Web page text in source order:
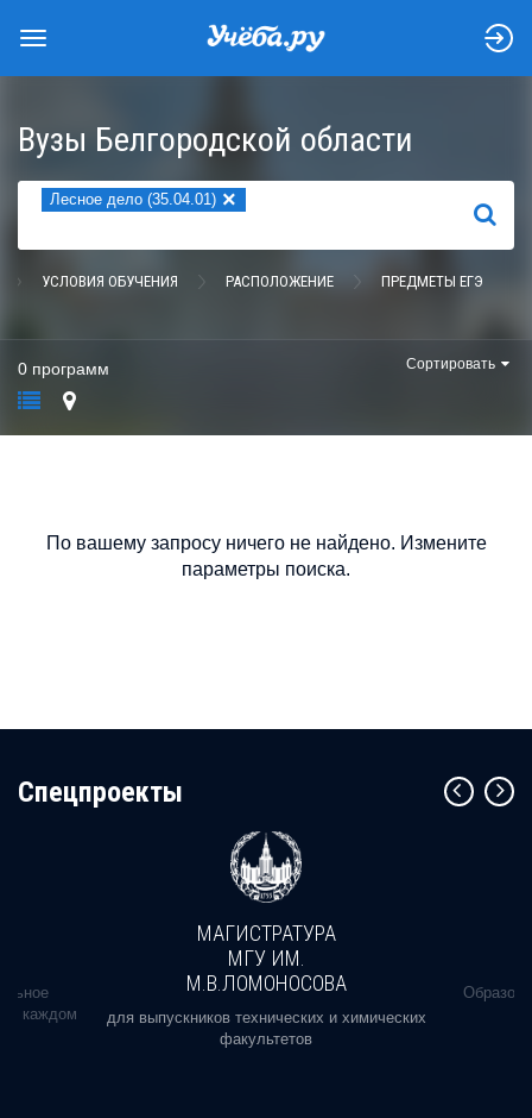
Вузы Белгородской области
Лесное дело (35.04.01) ×
НАЙТИ
УСЛОВИЯ ОБУЧЕНИЯ РАСПОЛОЖЕНИЕ ПРЕДМЕТЫ ЕГЭ
0 программ Сортировать
По вашему запросу ничего не найдено. Измените
параметры поиска.
Cпецпроекты
в каждом
МАГИСТРАТУРА
МГУ ИМ.
М.В.ЛОМОНОСОВА
для выпускников технических и химических
факультетов